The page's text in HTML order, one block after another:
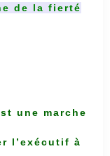
de la fierté
une marche
l’exécutif à